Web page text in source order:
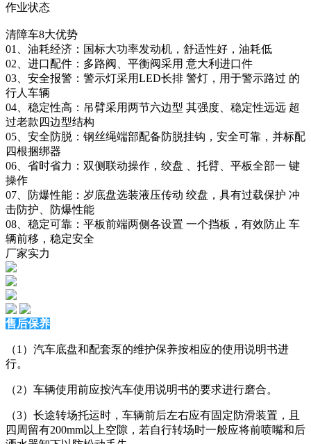
作业状态
清障车8大优势
01、油耗经济：国标大功率发动机，舒适性好，油耗低
02、进口配件：多路阀、平衡阀采用 意大利进口件
03、安全报警：警示灯采用LED长排 警灯，用于警示路过 的
行人车辆
04、稳定性高：吊臂采用两节六边型 其强度、稳定性远远 超
过老款四边型结构
05、安全防脱：钢丝绳端部配备防脱挂钩，安全可靠，并标配
四根捆绑器
06、省时省力：双侧联动操作，绞盘 、托臂、平板全部一 键
操作
07、防爆性能：岁底盘选装液压传动 绞盘，具有过载保护 冲
击防护、防爆性能
08、稳定可靠：平板前端两侧各设置 一个挡板，有效防止 车
辆前移，稳定安全
厂家实力
售后保养
（1）汽车底盘和配套泵的维护保养按相应的使用说明书进
行。
（2）车辆使用前应按汽车使用说明书的要求进行磨合。
（3）长途转场托运时，车辆前后左右应有固定防滑装置，且
四周留有200mm以上空隙，若自行转场时一般应将前喷嘴和后